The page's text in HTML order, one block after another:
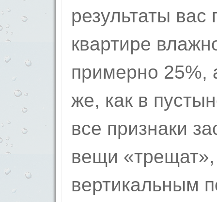
результаты вас
квартире
примерно 25%,
же, как в
все признаки
вещи
вертикальным